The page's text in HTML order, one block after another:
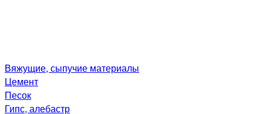
Вяжущие, сыпучие материалы
Цемент
Песок
Гипс, алебастр